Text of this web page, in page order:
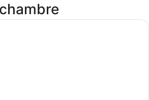
Une chambre d’hôtel avec un